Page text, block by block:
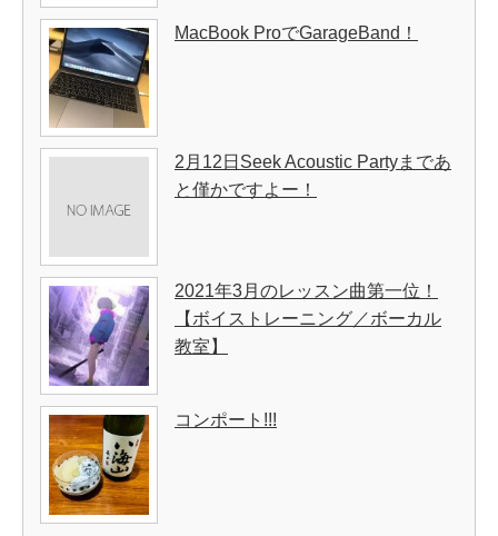
MacBook ProでGarageBand！
2月12日Seek Acoustic Partyまであ
と僅かですよー！
2021年3月のレッスン曲第一位！
【ボイストレーニング／ボーカル
教室】
コンポート!!!